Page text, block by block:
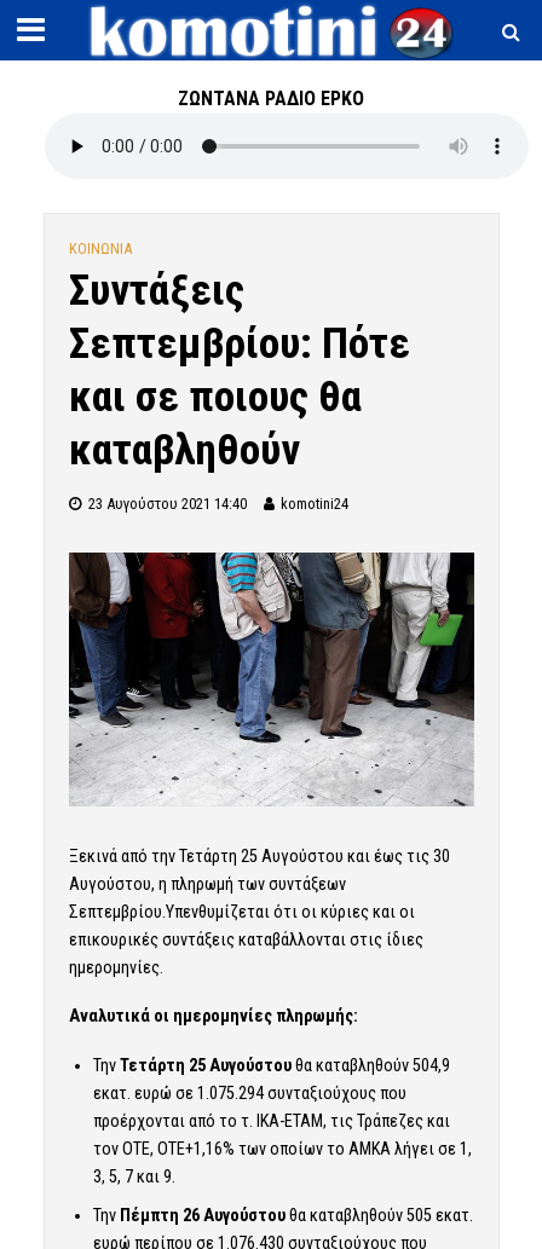
ΖΩΝΤΑΝΑ ΡΑΔΙΟ ΕΡΚΟ
ΚΟΙΝΩΝΙΑ
Συντάξεις
Σεπτεμβρίου: Πότε
και σε ποιους θα
καταβληθούν
23 Αυγούστου 2021 14:40 komotini24
Ξεκινά από την Τετάρτη 25 Αυγούστου και έως τις 30
Αυγούστου, η πληρωμή των συντάξεων
Σεπτεμβρίου.Υπενθυμίζεται ότι οι κύριες και οι
επικουρικές συντάξεις καταβάλλονται στις ίδιες
ημερομηνίες.
Αναλυτικά οι ημερομηνίες πληρωμής:
ΤηνΤετάρτη 25 Αυγούστουθα καταβληθούν 504,9
εκατ. ευρώ σε 1.075.294 συνταξιούχους που
προέρχονται από το τ. ΙΚΑ-ΕΤΑΜ, τις Τράπεζες και
τον ΟΤΕ, ΟΤΕ+1,16% των οποίων το ΑΜΚΑ λήγει σε 1,
3, 5, 7 και 9.
Την Πέμπτη 26 Αυγούστουθα καταβληθούν 505 εκατ.
ευρώ περίπου σε 1.076.430 συνταξιούχους που